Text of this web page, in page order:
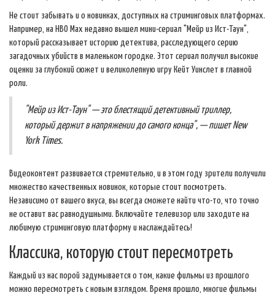
Не стоит забывать и о новинках, доступных на стриминговых платформах.
Например, на HBO Max недавно вышел мини-сериал "Мейр из Ист-Таун",
который рассказывает историю детектива, расследующего серию
загадочных убийств в маленьком городке. Этот сериал получил высокие
оценки за глубокий сюжет и великолепную игру Кейт Уинслет в главной
роли.
"Мейр из Ист-Таун" — это блестящий детективный триллер,
который держит в напряжении до самого конца", — пишет New
York Times.
Видеоконтент развивается стремительно, и в этом году зрители получили
множество качественных новинок, которые стоит посмотреть.
Независимо от вашего вкуса, вы всегда сможете найти что-то, что точно
не оставит вас равнодушными. Включайте телевизор или заходите на
любимую стриминговую платформу и наслаждайтесь!
Классика, которую стоит пересмотреть
Каждый из нас порой задумывается о том, какие фильмы из прошлого
можно пересмотреть с новым взглядом. Время прошло, многие фильмы